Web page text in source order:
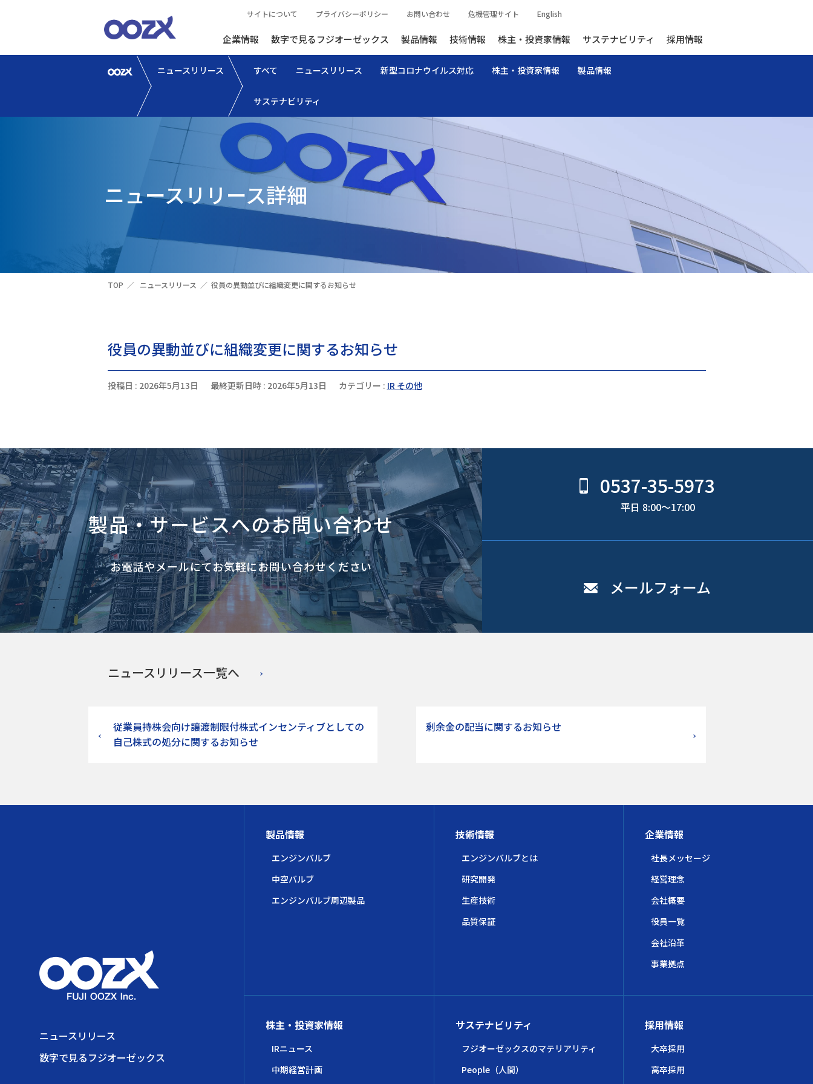
サイトについて プライバシーポリシー お問い合わせ 危機管理サイト English
企業情報 数字で見るフジオーゼックス 製品情報 技術情報 株主・投資家情報 サステナビリティ 採用情報
ニュースリリース すべて ニュースリリース 新型コロナウイルス対応 株主・投資家情報 製品情報
サステナビリティ
ニュースリリース詳細
TOP ニュースリリース 役員の異動並びに組織変更に関するお知らせ
役員の異動並びに組織変更に関するお知らせ
投稿日 : 2026年5月13日 最終更新日時 : 2026年5月13日 カテゴリー : IR その他
製品・サービスへのお問い合わせ
お電話やメールにてお気軽にお問い合わせください
0537-35-5973
平日 8:00〜17:00
メールフォーム
ニュースリリース一覧へ
従業員持株会向け譲渡制限付株式インセンティブとしての
自己株式の処分に関するお知らせ
剰余金の配当に関するお知らせ
ニュースリリース
数字で見るフジオーゼックス
製品情報
エンジンバルブ
中空バルブ
エンジンバルブ周辺製品
技術情報
エンジンバルブとは
研究開発
生産技術
品質保証
企業情報
社長メッセージ
経営理念
会社概要
役員一覧
会社沿革
事業拠点
株主・投資家情報
IRニュース
中期経営計画
サステナビリティ
フジオーゼックスのマテリアリティ
People（人間）
採用情報
大卒採用
高卒採用